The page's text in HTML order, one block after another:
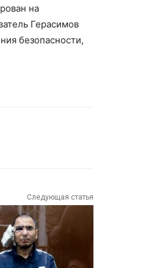
на
Герасимов
безопасности,
Следующая статья